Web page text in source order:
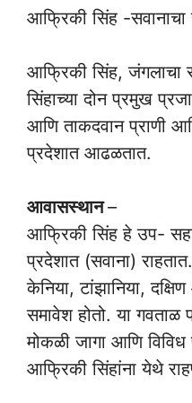
आफ्रिकी सिंह -सवानाचा
आफ्रिकी सिंह, जंगलाचा
सिंहाच्या दोन प्रमुख
आणि ताकदवान प्राणी
प्रदेशात आढळतात.
आवासस्थान–
आफ्रिकी सिंह हे उप-
प्रदेशात (सवाना)
केनिया, टांझानिया,
समावेश होतो. या गवताळ
मोकळी जागा आणि
आफ्रिकी सिंहांना येथे